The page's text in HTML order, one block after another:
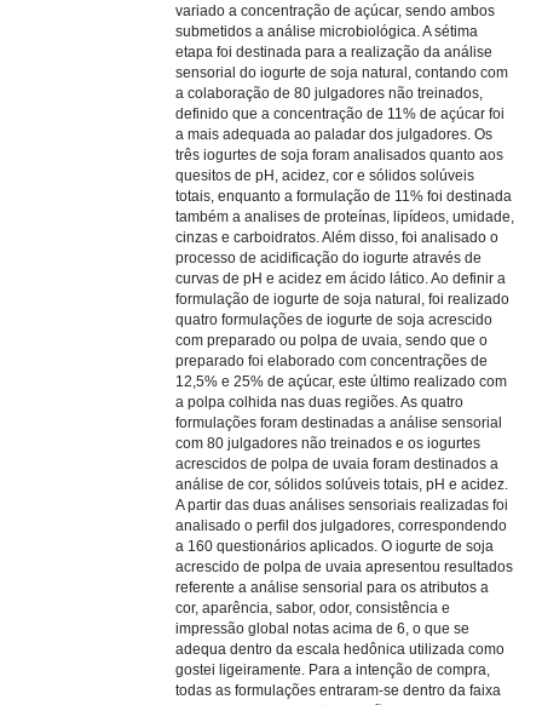
variado a concentração de açúcar, sendo ambos
submetidos a análise microbiológica. A sétima
etapa foi destinada para a realização da análise
sensorial do iogurte de soja natural, contando com
a colaboração de 80 julgadores não treinados,
definido que a concentração de 11% de açúcar foi
a mais adequada ao paladar dos julgadores. Os
três iogurtes de soja foram analisados quanto aos
quesitos de pH, acidez, cor e sólidos solúveis
totais, enquanto a formulação de 11% foi destinada
também a analises de proteínas, lipídeos, umidade,
cinzas e carboidratos. Além disso, foi analisado o
processo de acidificação do iogurte através de
curvas de pH e acidez em ácido lático. Ao definir a
formulação de iogurte de soja natural, foi realizado
quatro formulações de iogurte de soja acrescido
com preparado ou polpa de uvaia, sendo que o
preparado foi elaborado com concentrações de
12,5% e 25% de açúcar, este último realizado com
a polpa colhida nas duas regiões. As quatro
formulações foram destinadas a análise sensorial
com 80 julgadores não treinados e os iogurtes
acrescidos de polpa de uvaia foram destinados a
análise de cor, sólidos solúveis totais, pH e acidez.
A partir das duas análises sensoriais realizadas foi
analisado o perfil dos julgadores, correspondendo
a 160 questionários aplicados. O iogurte de soja
acrescido de polpa de uvaia apresentou resultados
referente a análise sensorial para os atributos a
cor, aparência, sabor, odor, consistência e
impressão global notas acima de 6, o que se
adequa dentro da escala hedônica utilizada como
gostei ligeiramente. Para a intenção de compra,
todas as formulações entraram-se dentro da faixa